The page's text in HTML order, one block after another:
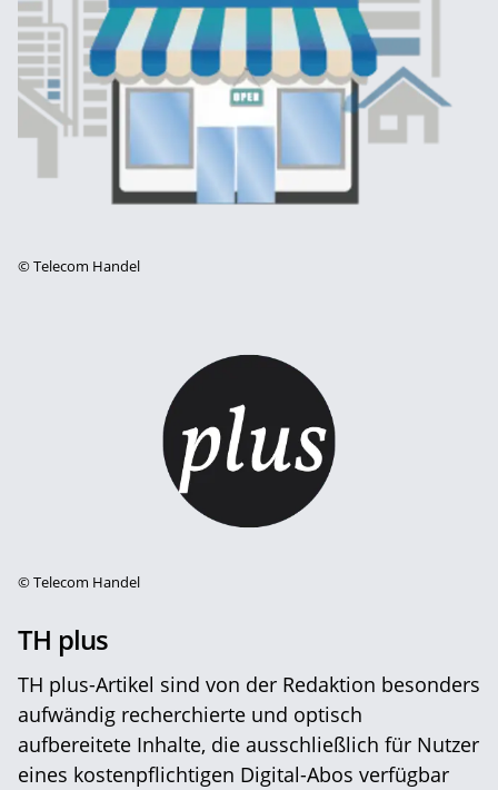
©Telecom Handel
©Telecom Handel
TH plus
TH plus-Artikel sind von der Redaktion besonders
aufwändig recherchierte und optisch
aufbereitete Inhalte, die ausschließlich für Nutzer
eines kostenpflichtigen Digital-Abos verfügbar